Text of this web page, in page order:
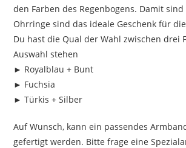
den Farben des Regenbogens. Damit
Ohrringe sind das ideale Geschenk für
Du hast die Qual der Wahl zwischen drei
Auswahl stehen
► Royalblau + Bunt
► Fuchsia
► Türkis + Silber
Auf Wunsch, kann ein passendes
gefertigt werden. Bitte frage eine